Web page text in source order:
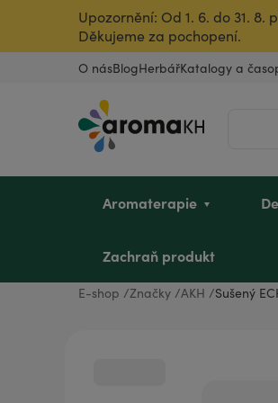
Upozornění: Od 1. 6. do 31.
Děkujeme za pochopení.
O násBlogHerbářKatalogy a
Aromaterapie
Zachraň produkt
E-shop Značky AKH Sušený